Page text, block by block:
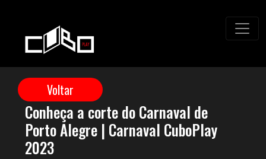
Conheça a corte do Carnaval de
Porto Alegre | Carnaval CuboPlay
2023